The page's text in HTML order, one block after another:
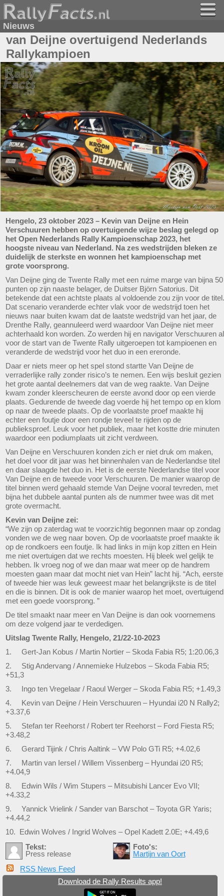
Nieuws
van Deijne overtuigend Nederlands
Rallykampioen
Hengelo, 23 oktober 2023 – Kevin van Deijne en Hein
Verschuuren hebben op overtuigende wijze beslag gelegd op
het Open Nederlands Rally Kampioenschap 2023, het
hoogste niveau van Nederland. Na zes wedstrijden bleken ze
duidelijk de sterkste en wonnen het kampioenschap met
grote voorsprong.
Van Deijne ging de Twente Rally met een ruime marge van bijna 50
punten op zijn naaste belager, de Duitser Björn Satorius. Dit
betekende dat een achtste plaats al voldoende zou zijn voor de titel.
Dat scenario veranderde echter vlak voor de wedstrijd toen het
nieuws naar buiten kwam dat de laatste wedstrijd van het jaar, de
Drenthe Rally, geannuleerd werd waardoor Van Deijne niet meer
achterhaald kon worden. Zo werden hij en navigator Verschuuren al
voor de start van de Twente Rally uitgeroepen tot kampioenen en
veranderde de wedstrijd voor het duo in een ereronde.
Daar er niets meer op het spel stond startte Van Deijne de
verraderlijke rally zonder risico’s te nemen. Een wijs besluit gezien
het grote aantal deelnemers dat van de weg raakte. Van Deijne
kwam zonder kleerscheuren de eerste avond door op een vierde
plaats. Gedurende de tweede dag voerde hij het tempo op en klom
op naar de tweede plaats. Op de voorlaatste proef maakte hij
echter een foutje door een rondje teveel te rijden op de
publieksproef. Leuk voor het publiek, maar het kostte drie minuten
waardoor een podiumplaats uit zicht verdween.
Van Deijne en Verschuuren konden zich er niet druk om maken,
het doel voor dit jaar was het binnenhalen van de Nederlandse titel
en daar slaagde het duo in. Het is de eerste Nederlandse titel voor
Van Deijne en de tweede voor Verschuuren. De manier waarop de
titel binnen werd gehaald stemde Van Deijne vooral tevreden, met
bijna het dubbele aantal punten als de nummer twee was dit met
grote overmacht.
Kevin van Deijne zei:
“We zijn op zaterdag wat te voorzichtig begonnen maar op zondag
vonden we de weg naar boven. Op de voorlaatste proef maakte ik
op de rondkoers een foutje. Ik had links in mijn kop zitten en Hein
me niet overtuigen dat we rechts moesten. Hij bleek wel gelijk te
hebben. Ik vroeg nog of we dan maar wat meer op de handrem
moesten gaan maar dat mocht niet van Hein” lacht hij. “Ach, eerste
of tweede hier was leuk geweest maar het belangrijkste is de titel
en die is binnen. Dit is ook de manier waarop het moet, overtuigend
met een goede voorsprong. ”
De titel smaakt naar meer en Van Deijne is dan ook voornemens
om deze volgend jaar te verdedigen.
Uitslag Twente Rally, Hengelo, 21/22-10-2023
1. Gert-Jan Kobus / Martin Nortier – Skoda Fabia R5; 1:20.06,3
2. Stig Andervang / Annemieke Hulzebos – Skoda Fabia R5;
+51,3
3. Ingo ten Vregelaar / Raoul Werger – Skoda Fabia R5; +1.49,3
4. Kevin van Deijne / Hein Verschuuren – Hyundai i20 N Rally2;
+3.37,6
5. Stefan ter Reehorst / Robert ter Reehorst – Ford Fiesta R5;
+3.48,2
6. Gerard Tijink / Chris Aaltink – VW Polo GTi R5; +4.02,6
7. Martin van Iersel / Willem Vissenberg – Hyundai i20 R5;
+4.04,9
8. Edwin Wils / Wim Stupers – Mitsubishi Lancer Evo VII;
+4.33,2
9. Yannick Vrielink / Sander van Barschot – Toyota GR Yaris;
+4.44,2
10. Edwin Wolves / Ingrid Wolves – Opel Kadett 2.0E; +4.49,6
Tekst:
Press release
Foto's:
Martijn van Oort
RSS News Feed
Download de Rally Results app!